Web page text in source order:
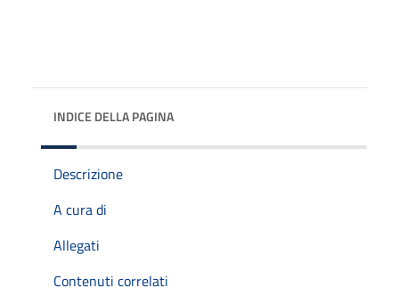
INDICE DELLA PAGINA
Descrizione
A cura di
Allegati
Contenuti correlati